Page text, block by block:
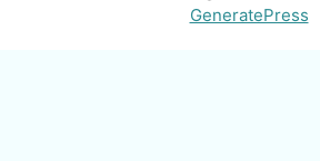
GeneratePress